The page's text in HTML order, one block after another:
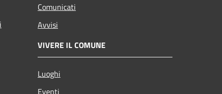
Comunicati
Avvisi
VIVERE IL COMUNE
Luoghi
Eventi